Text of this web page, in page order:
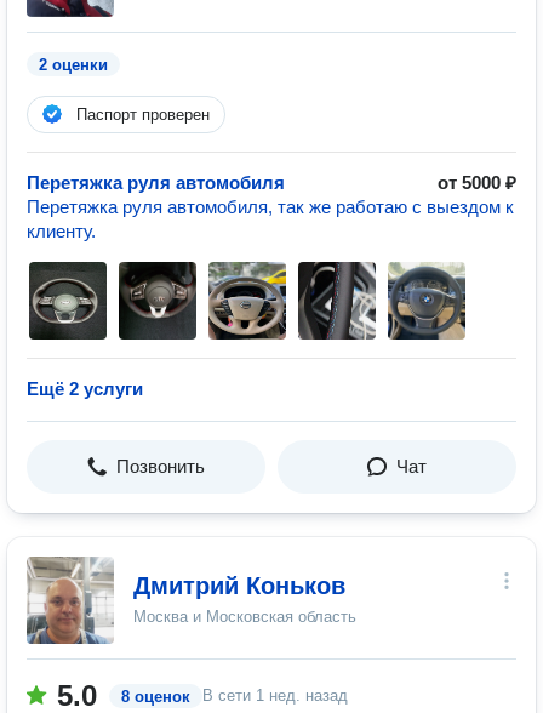
2 оценки
Паспорт проверен
Перетяжка руля автомобиля
от 5000 ₽
Перетяжка руля автомобиля, так же работаю с выездом к
клиенту.
Ещё 2 услуги
Позвонить Чат
Дмитрий Коньков
Москва и Московская область
5.0 8 оценок В сети 1 нед. назад